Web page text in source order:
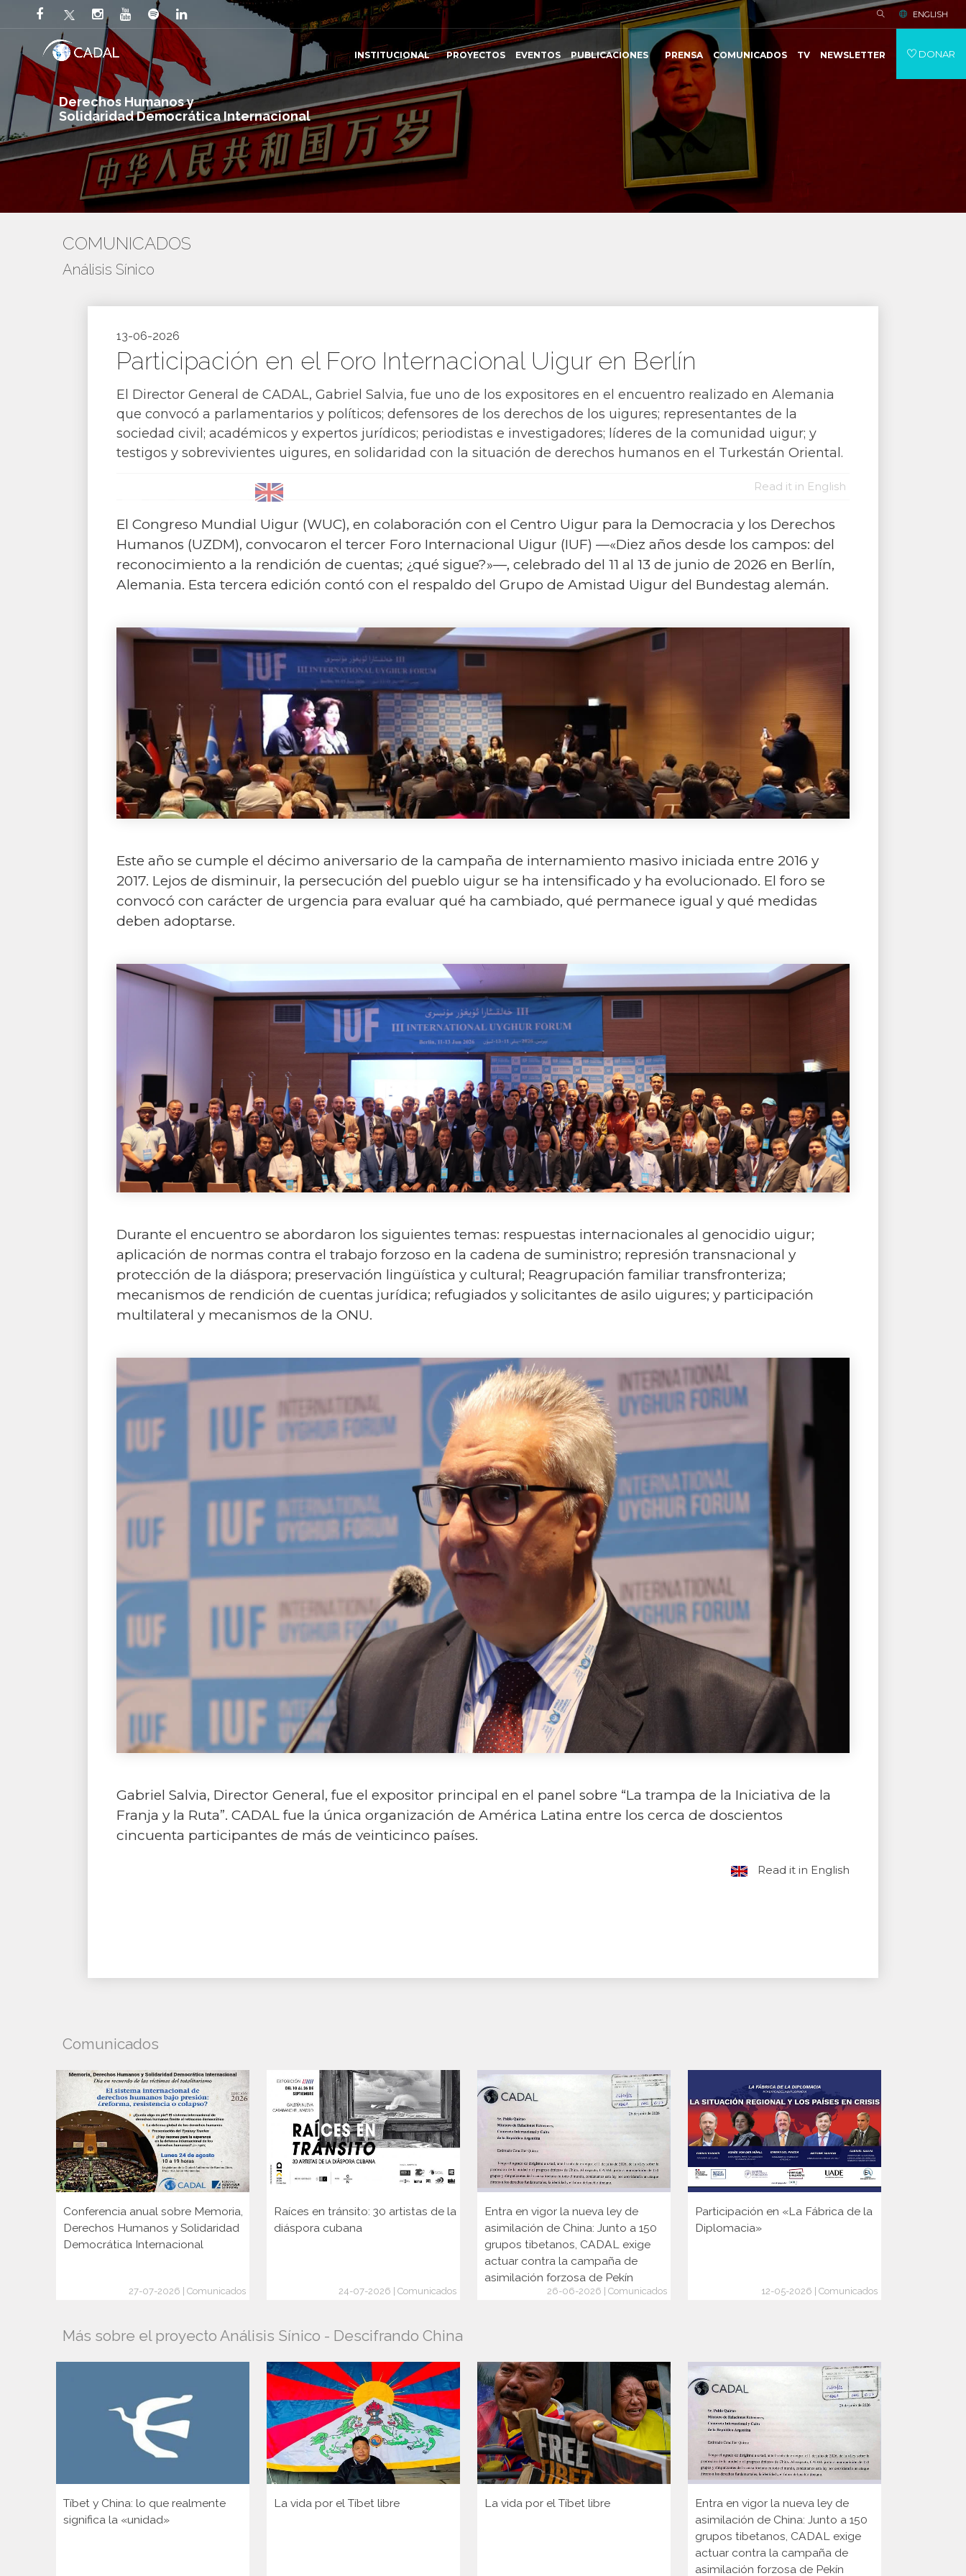
Derechos Humanos y
Solidaridad Democrática Internacional
ENGLISH
INSTITUCIONAL PROYECTOS EVENTOS PUBLICACIONES PRENSA COMUNICADOS TV NEWSLETTER DONAR
COMUNICADOS
Análisis Sínico
13-06-2026
Participación en el Foro Internacional Uigur en Berlín
El Director General de CADAL, Gabriel Salvia, fue uno de los expositores en el encuentro realizado en Alemania
que convocó a parlamentarios y políticos; defensores de los derechos de los uigures; representantes de la
sociedad civil; académicos y expertos jurídicos; periodistas e investigadores; líderes de la comunidad uigur; y
testigos y sobrevivientes uigures, en solidaridad con la situación de derechos humanos en el Turkestán Oriental.
Read it in English
El Congreso Mundial Uigur (WUC), en colaboración con el Centro Uigur para la Democracia y los Derechos
Humanos (UZDM), convocaron el tercer Foro Internacional Uigur (IUF) —«Diez años desde los campos: del
reconocimiento a la rendición de cuentas; ¿qué sigue?»—, celebrado del 11 al 13 de junio de 2026 en Berlín,
Alemania. Esta tercera edición contó con el respaldo del Grupo de Amistad Uigur del Bundestag alemán.
Este año se cumple el décimo aniversario de la campaña de internamiento masivo iniciada entre 2016 y
2017. Lejos de disminuir, la persecución del pueblo uigur se ha intensificado y ha evolucionado. El foro se
convocó con carácter de urgencia para evaluar qué ha cambiado, qué permanece igual y qué medidas
deben adoptarse.
Durante el encuentro se abordaron los siguientes temas: respuestas internacionales al genocidio uigur;
aplicación de normas contra el trabajo forzoso en la cadena de suministro; represión transnacional y
protección de la diáspora; preservación lingüística y cultural; Reagrupación familiar transfronteriza;
mecanismos de rendición de cuentas jurídica; refugiados y solicitantes de asilo uigures; y participación
multilateral y mecanismos de la ONU.
Gabriel Salvia, Director General, fue el expositor principal en el panel sobre “La trampa de la Iniciativa de la
Franja y la Ruta”. CADAL fue la única organización de América Latina entre los cerca de doscientos
cincuenta participantes de más de veinticinco países.
Read it in English
Comunicados
Conferencia anual sobre Memoria,
Derechos Humanos y Solidaridad
Democrática Internacional
27-07-2026 | Comunicados
Raíces en tránsito: 30 artistas de la
diáspora cubana
24-07-2026 | Comunicados
Entra en vigor la nueva ley de
asimilación de China: Junto a 150
grupos tibetanos, CADAL exige
actuar contra la campaña de
asimilación forzosa de Pekín
26-06-2026 | Comunicados
Participación en «La Fábrica de la
Diplomacia»
12-05-2026 | Comunicados
Más sobre el proyecto Análisis Sínico - Descifrando China
Tíbet y China: lo que realmente
significa la «unidad»
La vida por el Tíbet libre La vida por el Tíbet libre
Entra en vigor la nueva ley de
asimilación de China: Junto a 150
grupos tibetanos, CADAL exige
actuar contra la campaña de
asimilación forzosa de Pekín